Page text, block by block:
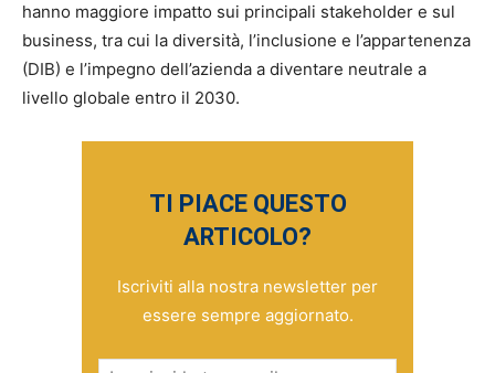
hanno maggiore impatto sui principali stakeholder e sul
business, tra cui la diversità, l’inclusione e l’appartenenza
(DIB) e l’impegno dell’azienda a diventare neutrale a
livello globale entro il 2030.
TI PIACE QUESTO
ARTICOLO?
Iscriviti alla nostra newsletter per
essere sempre aggiornato.